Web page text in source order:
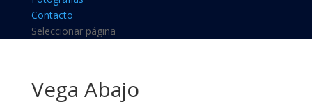
Contacto
Seleccionar página
Vega Abajo